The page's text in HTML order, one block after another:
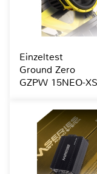
Einzeltest
Ground Zero
GZPW 15NEO-